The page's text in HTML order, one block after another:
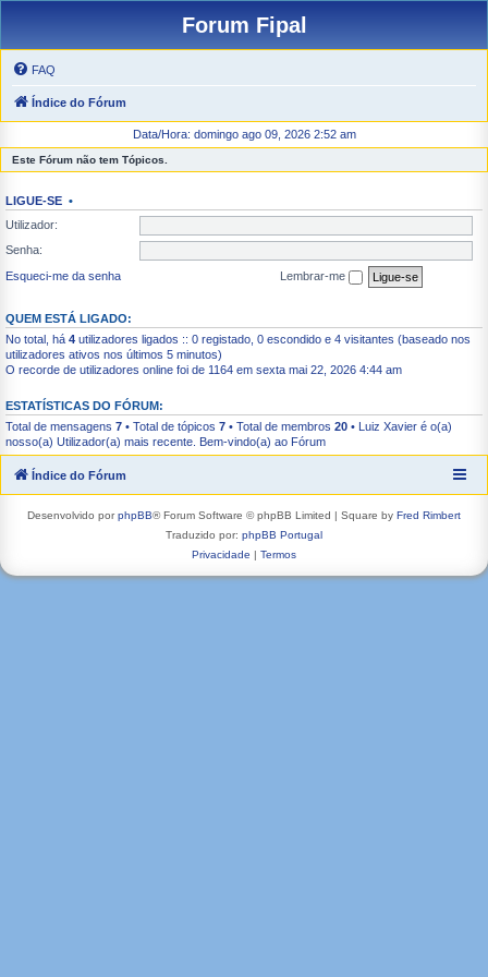
Forum Fipal
FAQ
Índice do Fórum
Data/Hora: domingo ago 09, 2026 2:52 am
Este Fórum não tem Tópicos.
LIGUE-SE •
Utilizador:
Senha:
Esqueci-me da senha
Lembrar-me
QUEM ESTÁ LIGADO:
No total, há 4 utilizadores ligados :: 0 registado, 0 escondido e 4 visitantes (baseado nos
utilizadores ativos nos últimos 5 minutos)
O recorde de utilizadores online foi de 1164 em sexta mai 22, 2026 4:44 am
ESTATÍSTICAS DO FÓRUM:
Total de mensagens 7 • Total de tópicos 7 • Total de membros 20 • Luiz Xavier é o(a)
nosso(a) Utilizador(a) mais recente. Bem-vindo(a) ao Fórum
Índice do Fórum
Desenvolvido porphpBB® Forum Software © phpBB Limited | Square by Fred Rimbert
Traduzido por: phpBB Portugal
Privacidade | Termos